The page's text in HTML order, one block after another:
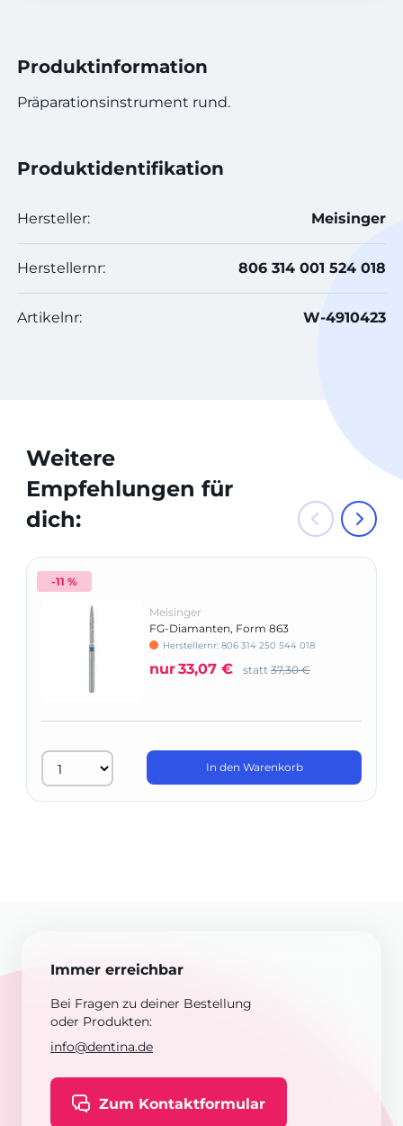
Produktinformation
Präparationsinstrument rund.
Produktidentifikation
Hersteller: Meisinger
Herstellernr: 806 314 001 524 018
Artikelnr: W-4910423
Weitere
Empfehlungen für
dich:
-11 %
Meisinger
FG-Diamanten, Form 863
Herstellernr: 806 314 250 544 018
nur33,07 € statt 37,30 €
In den Warenkorb
Immer erreichbar
Bei Fragen zu deiner Bestellung
oder Produkten:
info@dentina.de
Zum Kontaktformular